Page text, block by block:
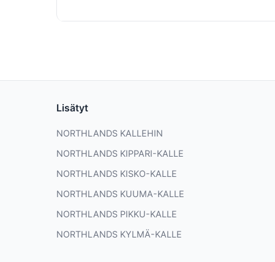
Lisätyt
NORTHLANDS KALLEHIN
NORTHLANDS KIPPARI-KALLE
NORTHLANDS KISKO-KALLE
NORTHLANDS KUUMA-KALLE
NORTHLANDS PIKKU-KALLE
NORTHLANDS KYLMÄ-KALLE